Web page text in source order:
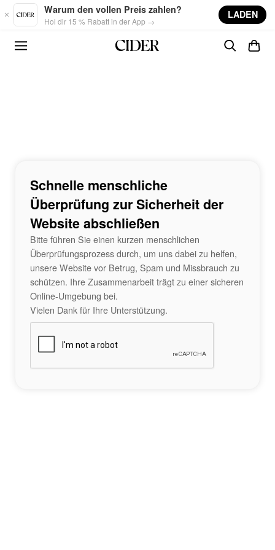
Skip to main content
Warum den vollen Preis zahlen?
Hol dir 15 % Rabatt in der App →
LADEN
Schnelle menschliche
Überprüfung zur Sicherheit der
Website abschließen
Bitte führen Sie einen kurzen menschlichen
Überprüfungsprozess durch, um uns dabei zu helfen,
unsere Website vor Betrug, Spam und Missbrauch zu
schützen. Ihre Zusammenarbeit trägt zu einer sicheren
Online-Umgebung bei.
Vielen Dank für Ihre Unterstützung.